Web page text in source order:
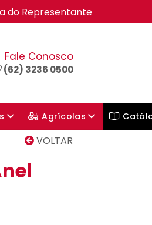
do Representante
Fale Conosco
(62) 3236 0500
Agrícolas
VOLTAR